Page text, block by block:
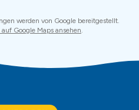
24 Stunden.